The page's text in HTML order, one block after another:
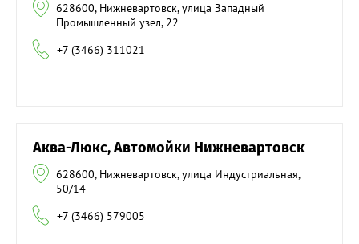
628600, Нижневартовск, улица Западный
Промышленный узел, 22
+7 (3466) 311021
Аква-Люкс, Автомойки Нижневартовск
628600, Нижневартовск, улица Индустриальная,
50/14
+7 (3466) 579005